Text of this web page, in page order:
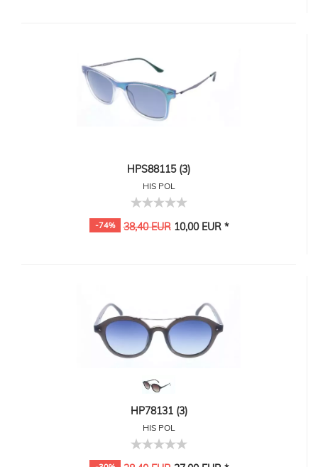
HPS88115 (3)
HIS POL
-74% 38,40 EUR10,00 EUR *
HP78131 (3)
HIS POL